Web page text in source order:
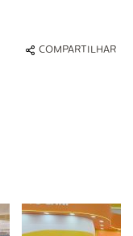
COMPARTILHAR